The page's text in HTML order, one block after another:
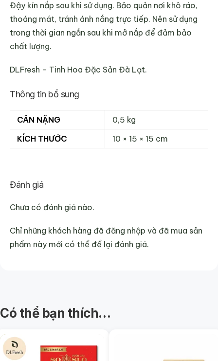
Đậy kín nắp sau khi sử dụng. Bảo quản nơi khô ráo,
thoáng mát, tránh ánh nắng trực tiếp. Nên sử dụng
trong thời gian ngắn sau khi mở nắp để đảm bảo
chất lượng.
DLFresh – Tinh Hoa Đặc Sản Đà Lạt.
Thông tin bổ sung
CÂN NẶNG
0,5 kg
KÍCH THƯỚC
10 × 15 × 15 cm
Đánh giá
Chưa có đánh giá nào.
Chỉ những khách hàng đã đăng nhập và đã mua sản
phẩm này mới có thể để lại đánh giá.
Có thể bạn thích…